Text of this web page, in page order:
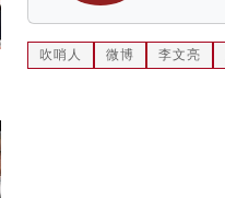
吹哨人 微博 李文亮